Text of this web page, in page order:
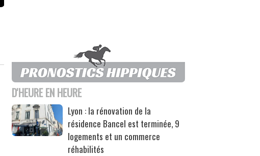
D'HEURE EN HEURE
Lyon : la rénovation de la
résidence Bancel est terminée, 9
logements et un commerce
réhabilités